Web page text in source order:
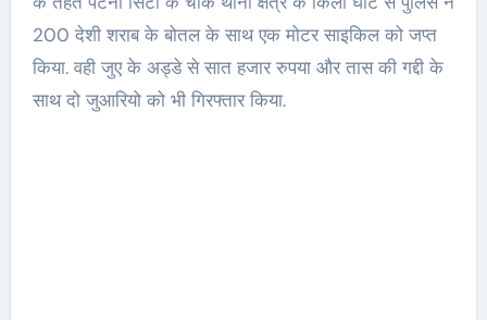
200 देशी शराब के बोतल के साथ एक मोटर साइकिल को जप्त
किया. वही जुए के अड्डे से सात हजार रुपया और तास की गद्दी के
साथ दो जुआरियो को भी गिरफ्तार किया.